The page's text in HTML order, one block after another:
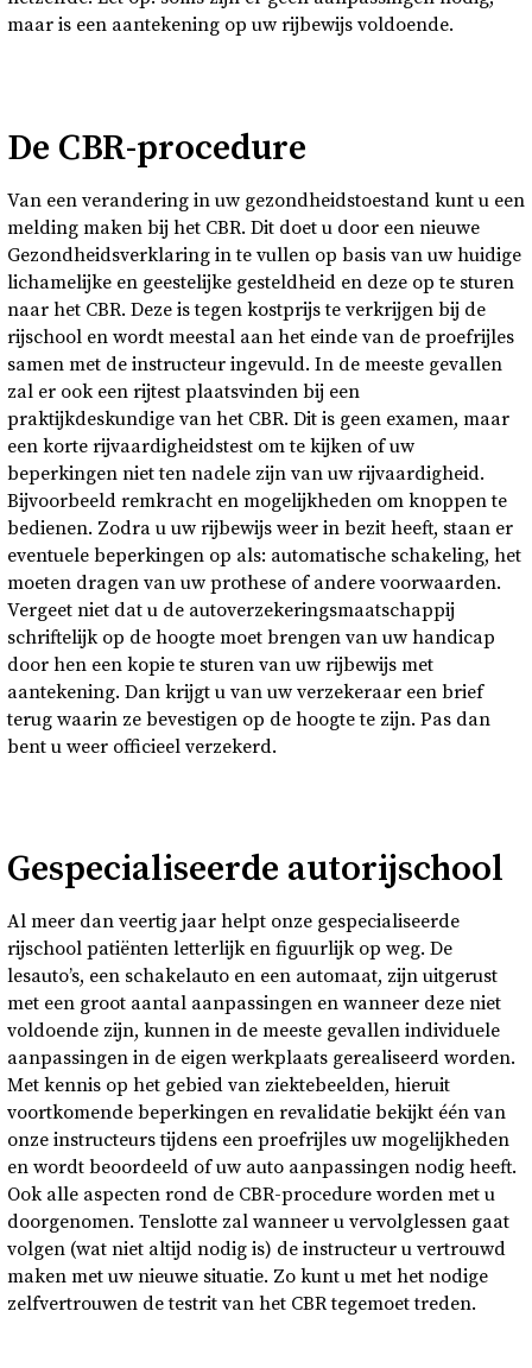
maar is een aantekening op uw rijbewijs voldoende.
De CBR-procedure
Van een verandering in uw gezondheidstoestand kunt u een
melding maken bij het CBR. Dit doet u door een nieuwe
Gezondheidsverklaring in te vullen op basis van uw huidige
lichamelijke en geestelijke gesteldheid en deze op te sturen
naar het CBR. Deze is tegen kostprijs te verkrijgen bij de
rijschool en wordt meestal aan het einde van de proefrijles
samen met de instructeur ingevuld. In de meeste gevallen
zal er ook een rijtest plaatsvinden bij een
praktijkdeskundige van het CBR. Dit is geen examen, maar
een korte rijvaardigheidstest om te kijken of uw
beperkingen niet ten nadele zijn van uw rijvaardigheid.
Bijvoorbeeld remkracht en mogelijkheden om knoppen te
bedienen. Zodra u uw rijbewijs weer in bezit heeft, staan er
eventuele beperkingen op als: automatische schakeling, het
moeten dragen van uw prothese of andere voorwaarden.
Vergeet niet dat u de autoverzekeringsmaatschappij
schriftelijk op de hoogte moet brengen van uw handicap
door hen een kopie te sturen van uw rijbewijs met
aantekening. Dan krijgt u van uw verzekeraar een brief
terug waarin ze bevestigen op de hoogte te zijn. Pas dan
bent u weer officieel verzekerd.
Gespecialiseerde autorijschool
Al meer dan veertig jaar helpt onze gespecialiseerde
rijschool patiënten letterlijk en figuurlijk op weg. De
lesauto’s, een schakelauto en een automaat, zijn uitgerust
met een groot aantal aanpassingen en wanneer deze niet
voldoende zijn, kunnen in de meeste gevallen individuele
aanpassingen in de eigen werkplaats gerealiseerd worden.
Met kennis op het gebied van ziektebeelden, hieruit
voortkomende beperkingen en revalidatie bekijkt één van
onze instructeurs tijdens een proefrijles uw mogelijkheden
en wordt beoordeeld of uw auto aanpassingen nodig heeft.
Ook alle aspecten rond de CBR-procedure worden met u
doorgenomen. Tenslotte zal wanneer u vervolglessen gaat
volgen (wat niet altijd nodig is) de instructeur u vertrouwd
maken met uw nieuwe situatie. Zo kunt u met het nodige
zelfvertrouwen de testrit van het CBR tegemoet treden.